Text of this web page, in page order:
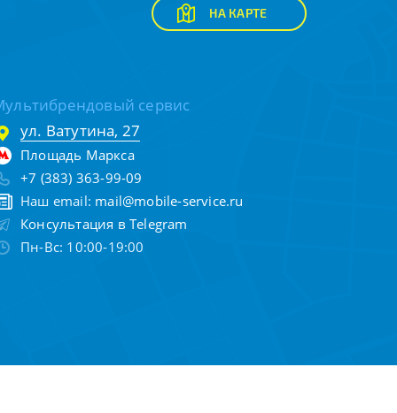
НА КАРТЕ
сервис
ул. Ватутина, 27
Площадь Маркса
+7 (383) 363-99-09
Наш email: mail@mobile-service.ru
Консультация в Telegram
Пн-Вс: 10:00-19:00